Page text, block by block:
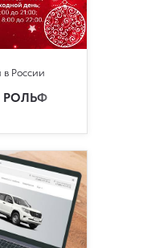
в России
РОЛЬФ